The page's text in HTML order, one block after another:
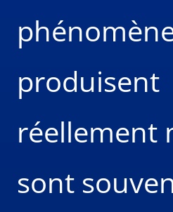
produisent
réellement
sont